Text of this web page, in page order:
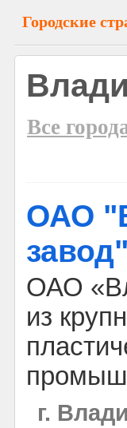
Городские
Все
ОАО
завод"
ОАО
из
г.